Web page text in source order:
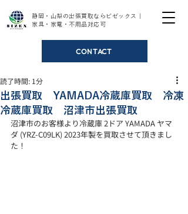
静岡・山梨の出張買取ならビゼックス｜
家具・家電・不用品対応可
CONTACT
出張買取 YAMADA冷蔵庫買取 冷凍
冷蔵庫買取 沼津市出張買取
読了時間: 1分
沼津市のお客様より冷蔵庫 2ドア YAMADA ヤマ
ダ (YRZ-C09LK) 2023年製を買取させて頂きまし
た！